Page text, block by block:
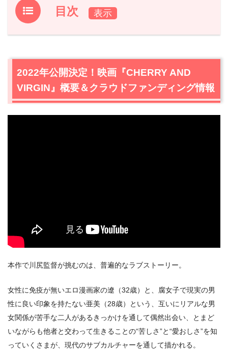
目次
1.2022年公開決定！映画『CHERRY AND VIRGIN』概要＆
日本の才能を世界へ！応援コメントご紹介
岩井澤健治さん（アニメーション映画『音楽』監督）
大九明子さん（映画監督）
映画『CHERRY AND VIRGIN』作品情報
2022年公開決定！映画『CHERRY AND
VIRGIN』概要＆クラウドファンディング情報
本作で川尻監督が挑むのは、普遍的なラブストーリー。
女性に免疫が無いエロ漫画家の遼（32歳）と、腐女子で現実の男
性に良い印象を持たない亜美（28歳）という、互いにリアルな男
女関係が苦手な二人があるきっかけを通して偶然出会い、とまど
いながらも他者と交わって生きることの“苦しさ”と“愛おしさ”を知
っていくさまが、現代のサブカルチャーを通して描かれる。